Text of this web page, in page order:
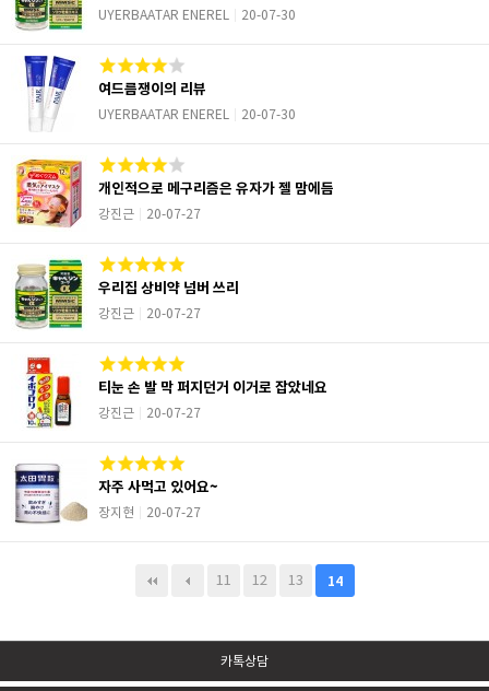
UYERBAATAR ENEREL 20-07-30
여드름쟁이의 리뷰
UYERBAATAR ENEREL 20-07-30
개인적으로 메구리즘은 유자가 젤 맘에듬
강진근 20-07-27
우리집 상비약 넘버 쓰리
강진근 20-07-27
티눈 손 발 막 퍼지던거 이거로 잡았네요
강진근 20-07-27
자주 사먹고 있어요~
장지현 20-07-27
11 12 13 14
카톡상담